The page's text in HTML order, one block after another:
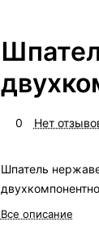
0 Нет
Шпатель
Все описание